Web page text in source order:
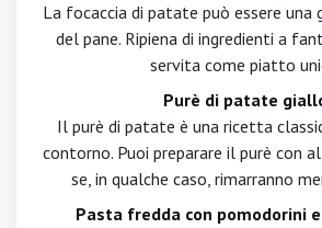
La focaccia di patate può essere
del pane. Ripiena di ingredienti a
servita come piatto
Purè di patate
Il purè di patate è una ricetta
contorno. Puoi preparare il purè con
se, in qualche caso, rimarranno
Pasta fredda con pomodorini